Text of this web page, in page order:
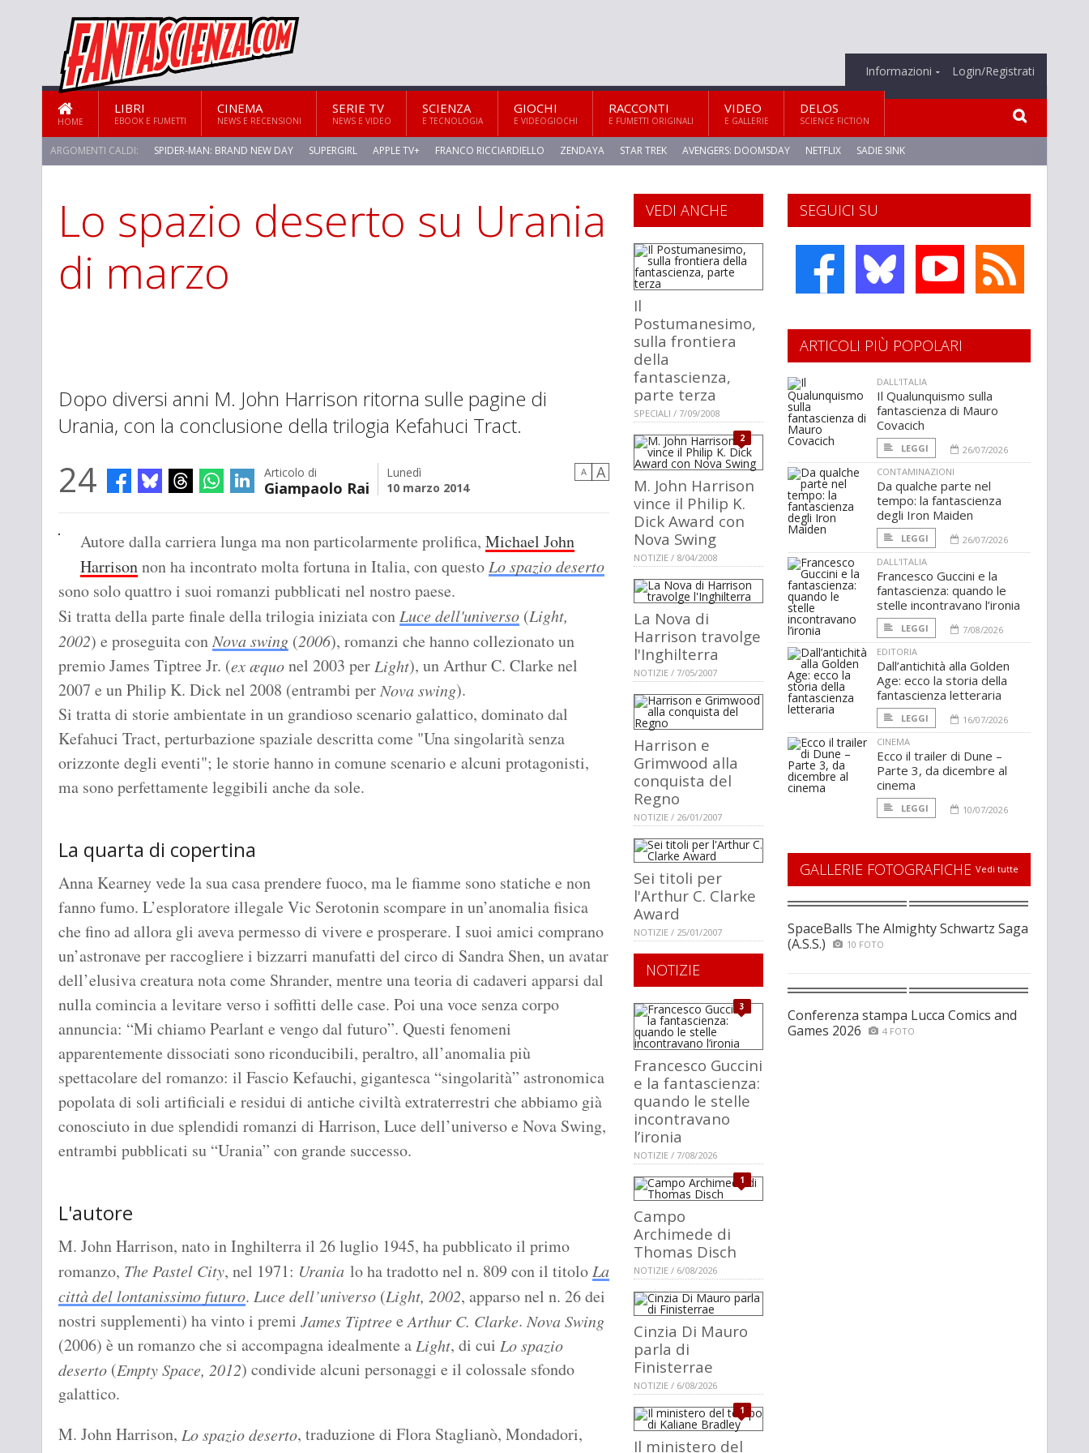
Informazioni Login/Registrati
HOME
LIBRI
EBOOK E FUMETTI
CINEMA
NEWS E RECENSIONI
SERIE TV
NEWS E VIDEO
SCIENZA
E TECNOLOGIA
GIOCHI
E VIDEOGIOCHI
RACCONTI
E FUMETTI ORIGINALI
VIDEO
E GALLERIE
DELOS
SCIENCE FICTION
ARGOMENTI CALDI: SPIDER-MAN: BRAND NEW DAY SUPERGIRL APPLE TV+ FRANCO RICCIARDIELLO ZENDAYA STAR TREK AVENGERS: DOOMSDAY NETFLIX SADIE SINK
Lo spazio deserto su Urania
di marzo
Dopo diversi anni M. John Harrison ritorna sulle pagine di
Urania, con la conclusione della trilogia Kefahuci Tract.
24 Articolo di
Giampaolo Rai
Lunedì
10 marzo 2014
A A
Autore dalla carriera lunga ma non particolarmente prolifica, Michael John
Harrisonnon ha incontrato molta fortuna in Italia, con questoLo spazio deserto
sono solo quattro i suoi romanzi pubblicati nel nostro paese.
Si tratta della parte finale della trilogia iniziata conLuce dell'universo (Light,
2002) e proseguita conNova swing (2006), romanzi che hanno collezionato un
premio James Tiptree Jr. (ex æquonel 2003 perLight), un Arthur C. Clarke nel
2007 e un Philip K. Dick nel 2008 (entrambi perNova swing).
Si tratta di storie ambientate in un grandioso scenario galattico, dominato dal
Kefahuci Tract, perturbazione spaziale descritta come "Una singolarità senza
orizzonte degli eventi"; le storie hanno in comune scenario e alcuni protagonisti,
ma sono perfettamente leggibili anche da sole.
La quarta di copertina
Anna Kearney vede la sua casa prendere fuoco, ma le fiamme sono statiche e non
fanno fumo. L’esploratore illegale Vic Serotonin scompare in un’anomalia fisica
che fino ad allora gli aveva permesso di vivere e prosperare. I suoi amici comprano
un’astronave per raccogliere i bizzarri manufatti del circo di Sandra Shen, un avatar
dell’elusiva creatura nota come Shrander, mentre una teoria di cadaveri apparsi dal
nulla comincia a levitare verso i soffitti delle case. Poi una voce senza corpo
annuncia: “Mi chiamo Pearlant e vengo dal futuro”. Questi fenomeni
apparentemente dissociati sono riconducibili, peraltro, all’anomalia più
spettacolare del romanzo: il Fascio Kefauchi, gigantesca “singolarità” astronomica
popolata di soli artificiali e residui di antiche civiltà extraterrestri che abbiamo già
conosciuto in due splendidi romanzi di Harrison, Luce dell’universo e Nova Swing,
entrambi pubblicati su “Urania” con grande successo.
L'autore
M. John Harrison, nato in Inghilterra il 26 luglio 1945, ha pubblicato il primo
romanzo, The Pastel City, nel 1971: Urania lo ha tradotto nel n. 809 con il titoloLa
città del lontanissimo futuro. Luce dell’universo (Light, 2002, apparso nel n. 26 dei
nostri supplementi) ha vinto i premi James Tiptree e Arthur C. Clarke. Nova Swing
(2006) è un romanzo che si accompagna idealmente aLight, di cui Lo spazio
deserto (Empty Space, 2012) condivide alcuni personaggi e il colossale sfondo
galattico.
M. John Harrison, Lo spazio deserto, traduzione di Flora Staglianò, Mondadori,
SEGUICI SU
VEDI ANCHE
Il
Postumanesimo,
sulla frontiera
della
fantascienza,
parte terza
SPECIALI / 7/09/2008
2
M. John Harrison
vince il Philip K.
Dick Award con
Nova Swing
NOTIZIE / 8/04/2008
La Nova di
Harrison travolge
l'Inghilterra
NOTIZIE / 7/05/2007
Harrison e
Grimwood alla
conquista del
Regno
NOTIZIE / 26/01/2007
Sei titoli per
l'Arthur C. Clarke
Award
NOTIZIE / 25/01/2007
NOTIZIE
3
Francesco Guccini
e la fantascienza:
quando le stelle
incontravano
l’ironia
NOTIZIE / 7/08/2026
1
Campo
Archimede di
Thomas Disch
NOTIZIE / 6/08/2026
Cinzia Di Mauro
parla di
Finisterrae
NOTIZIE / 6/08/2026
1
Il ministero del
ARTICOLI PIÙ POPOLARI
DALL'ITALIA
Il Qualunquismo sulla
fantascienza di Mauro
Covacich
LEGGI
26/07/2026
CONTAMINAZIONI
Da qualche parte nel
tempo: la fantascienza
degli Iron Maiden
LEGGI
26/07/2026
DALL'ITALIA
Francesco Guccini e la
fantascienza: quando le
stelle incontravano l’ironia
LEGGI
7/08/2026
EDITORIA
Dall’antichità alla Golden
Age: ecco la storia della
fantascienza letteraria
LEGGI
16/07/2026
CINEMA
Ecco il trailer di Dune –
Parte 3, da dicembre al
cinema
LEGGI 10/07/2026
GALLERIE FOTOGRAFICHE Vedi tutte
SpaceBalls The Almighty Schwartz Saga
(A.S.S.)
10 FOTO
Conferenza stampa Lucca Comics and
Games 2026
4 FOTO